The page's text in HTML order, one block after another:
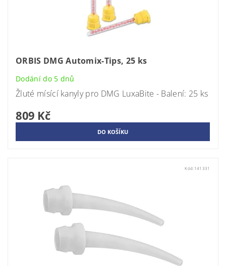
ORBIS DMG Automix-Tips, 25 ks
Dodání do 5 dnů
Žluté mísící kanyly pro DMG LuxaBite - Balení: 25 ks
809 Kč
Kód: 141331